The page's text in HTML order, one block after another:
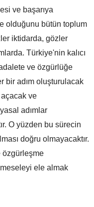
ve başarıya
olduğunu bütün toplum
iktidarda, gözler
Türkiye'nin kalıcı
ve özgürlüğe
bir adım oluşturulacak
ve
adımlar
O yüzden bu sürecin
doğru olmayacaktır.
özgürleşme
ele almak